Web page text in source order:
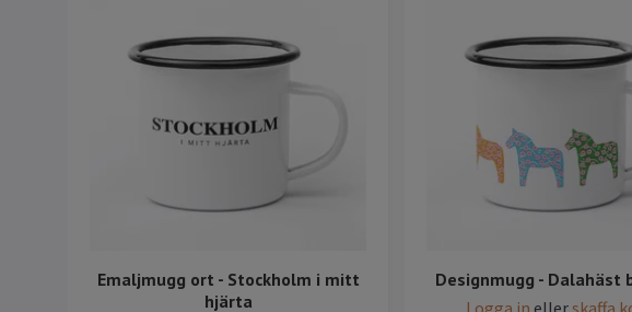
Emaljmugg ort - Stockholm i mitt
hjärta
Designmugg - Dalahäst
Logga in ellerskaffa